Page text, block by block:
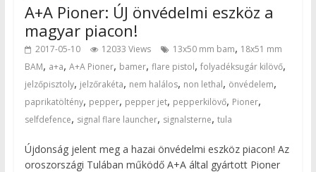
A+A Pioner: ÚJ önvédelmi eszköz a
magyar piacon!
2017-05-10 12033 Views 13x50 mm bam, 18x51 mm
BAM, a+a, A+A Pioner, bamer, flare pistol, folyadéksugár kilövő,
jelzőpisztoly, jelzőrakéta, nem halálos, non lethal, önvédelem,
paprikatöltény, pepper, pepper jet, pepperkilövő, Pioner,
selfdefence, signal flare launcher, signalsterne, tula
Újdonság jelent meg a hazai önvédelmi eszköz piacon! Az
oroszországi Tulában működő A+A által gyártott Pioner